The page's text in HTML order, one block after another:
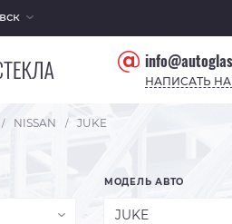
НАПИСАТЬ
/ NISSAN / JUKE
МОДЕЛЬ АВТО
JUKE